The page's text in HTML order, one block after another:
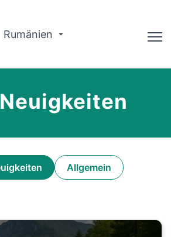
Rumänien
Allgemein